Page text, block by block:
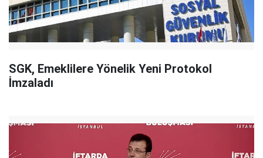
SGK, Emeklilere Yönelik Yeni Protokol
İmzaladı